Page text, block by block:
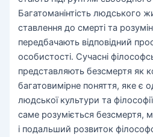
Багатоманінтість людського
ставлення до смерті та
передбачають відповідний
особистості. Сучасні
представляють безсмертя як
багатовимірне поняття, яке є
людської культури та
саме розуміється безсмертя,
і подальший розвиток